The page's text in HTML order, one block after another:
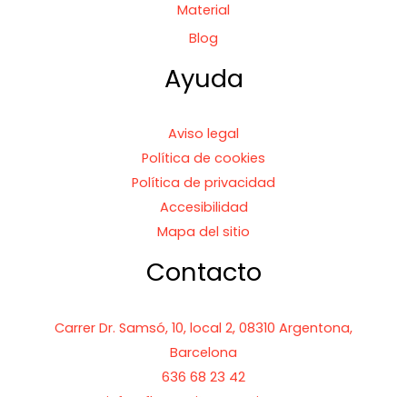
Material
Blog
Ayuda
Aviso legal
Política de cookies
Política de privacidad
Accesibilidad
Mapa del sitio
Contacto
Carrer Dr. Samsó, 10, local 2, 08310 Argentona,
Barcelona
636 68 23 42